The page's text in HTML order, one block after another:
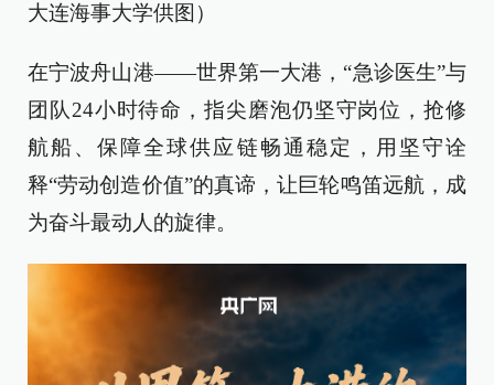
大连海事大学供图）
在宁波舟山港——世界第一大港，“急诊医生”与
团队24小时待命，指尖磨泡仍坚守岗位，抢修
航船、保障全球供应链畅通稳定，用坚守诠
释“劳动创造价值”的真谛，让巨轮鸣笛远航，成
为奋斗最动人的旋律。